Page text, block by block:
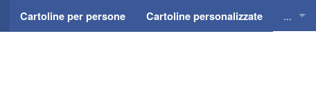
Cartoline per persone Cartoline personalizzate ...